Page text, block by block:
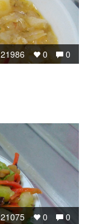
0
0
21986
0
0
21075